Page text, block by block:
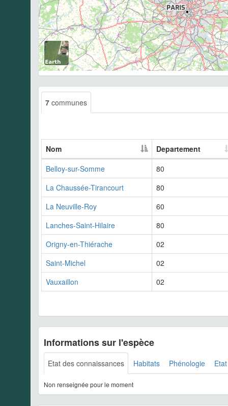
7 communes
Nom
Departement
Belloy-sur-Somme
80
La Chaussée-Tirancourt
80
La Neuville-Roy
60
Lanches-Saint-Hilaire
80
Origny-en-Thiérache
02
Saint-Michel
02
Vauxaillon
02
Informations sur l'espèce
Etat des connaissances Habitats Phénologie
Non renseignée pour le moment